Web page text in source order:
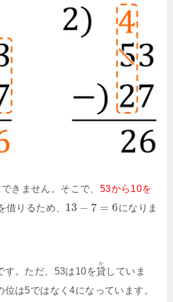
きません。そこで、 53から10を
借りるため、 13 − 7 = 6になりま
す。ただ、53は10を貸
か
していま
は5ではなく4になっています。